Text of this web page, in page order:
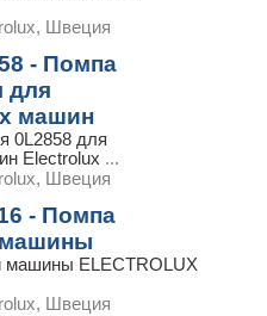
Швеция
- Помпа
для
машин
0L2858 для
Electrolux ...
Швеция
- Помпа
машины
машины ELECTROLUX
Швеция